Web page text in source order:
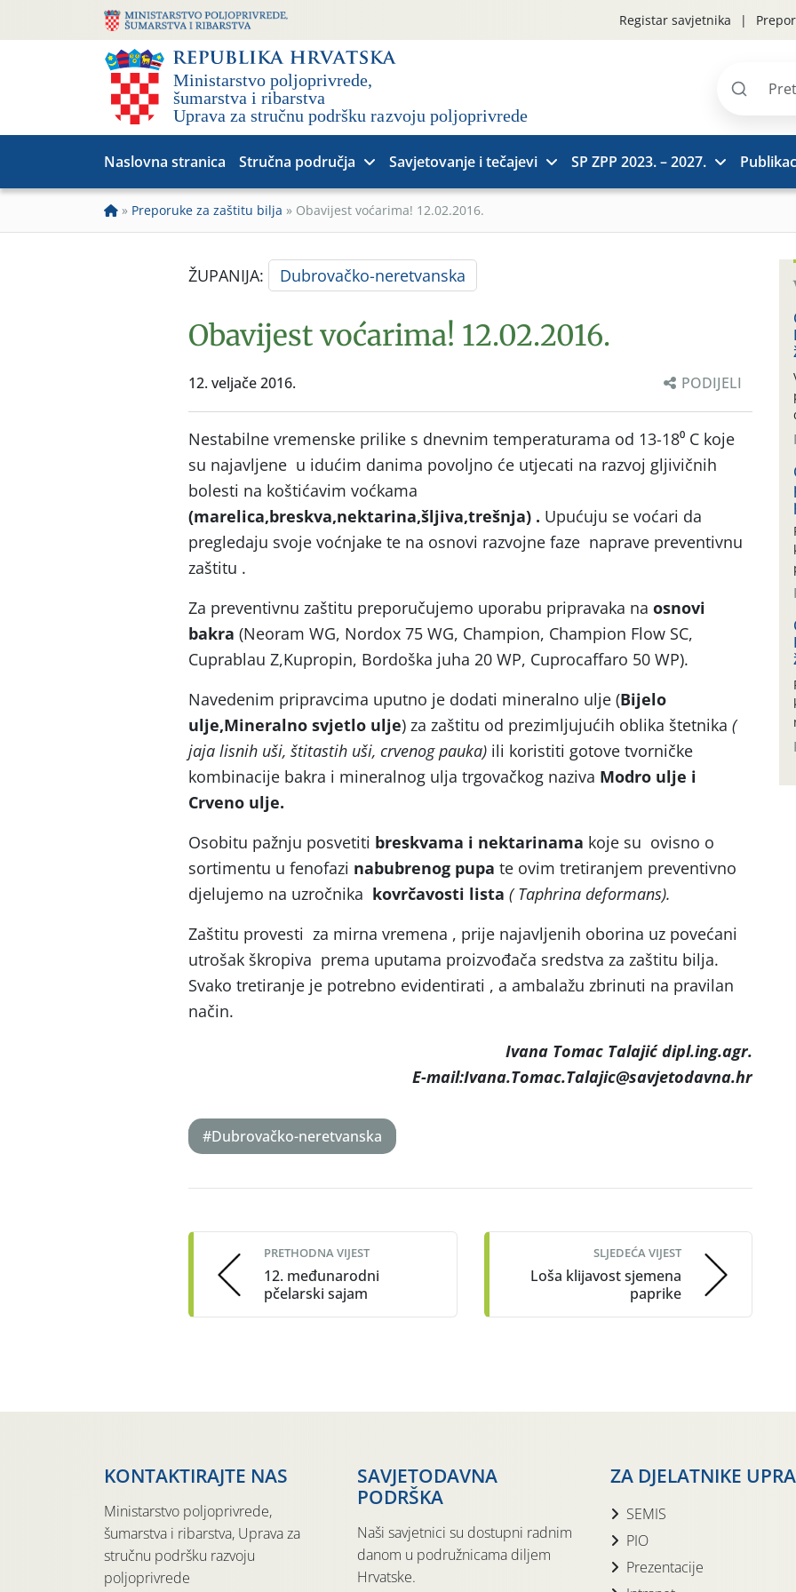
Registar savjetnika
Pretraži
Naslovna stranica Stručna područja Savjetovanje i tečajevi SP ZPP 2023. – 2027.
» Preporuke za zaštitu bilja » Obavijest voćarima! 12.02.2016.
ŽUPANIJA: Dubrovačko-neretvanska
Obavijest voćarima! 12.02.2016.
12. veljače 2016. PODIJELI
Nestabilne vremenske prilike s dnevnim temperaturama od 13-18⁰ C koje
su najavljene u idućim danima povoljno će utjecati na razvoj gljivičnih
bolesti na koštićavim voćkama
(marelica,breskva,nektarina,šljiva,trešnja) . Upućuju se voćari da
pregledaju svoje voćnjake te na osnovi razvojne faze naprave preventivnu
zaštitu .
Za preventivnu zaštitu preporučujemo uporabu pripravaka na osnovi
bakra (Neoram WG, Nordox 75 WG, Champion, Champion Flow SC,
Cuprablau Z,Kupropin, Bordoška juha 20 WP, Cuprocaffaro 50 WP).
Navedenim pripravcima uputno je dodati mineralno ulje (Bijelo
ulje,Mineralno svjetlo ulje) za zaštitu od prezimljujućih oblika štetnika (
jaja lisnih uši, štitastih uši, crvenog pauka) ili koristiti gotove tvorničke
kombinacije bakra i mineralnog ulja trgovačkog naziva Modro ulje i
Crveno ulje.
Osobitu pažnju posvetiti breskvama i nektarinama koje su ovisno o
sortimentu u fenofazi nabubrenog pupa te ovim tretiranjem preventivno
djelujemo na uzročnika kovrčavosti lista ( Taphrina deformans).
Zaštitu provesti za mirna vremena , prije najavljenih oborina uz povećani
utrošak škropiva prema uputama proizvođača sredstva za zaštitu bilja.
Svako tretiranje je potrebno evidentirati , a ambalažu zbrinuti na pravilan
način.
Ivana Tomac Talajić dipl.ing.agr.
E-mail:Ivana.Tomac.Talajic@savjetodavna.hr
#Dubrovačko-neretvanska
navigation
PRETHODNA VIJEST
12. međunarodni
pčelarski sajam
SLJEDEĆA VIJEST
Loša klijavost sjemena
paprike
KONTAKTIRAJTE NAS
Ministarstvo poljoprivrede,
šumarstva i ribarstva, Uprava za
stručnu podršku razvoju
poljoprivrede
SAVJETODAVNA
PODRŠKA
Naši savjetnici su dostupni radnim
danom u podružnicama diljem
Hrvatske.
ZA DJELATNIKE
SEMIS
PIO
Prezentacije